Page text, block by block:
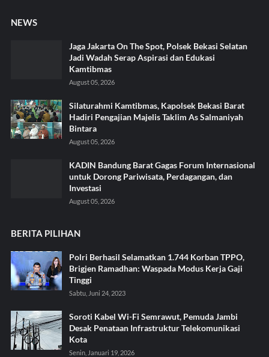
NEWS
Jaga Jakarta On The Spot, Polsek Bekasi Selatan
Jadi Wadah Serap Aspirasi dan Edukasi
Kamtibmas
August 05, 2026
Silaturahmi Kamtibmas, Kapolsek Bekasi Barat
Hadiri Pengajian Majelis Taklim As Salmaniyah
Bintara
August 05, 2026
KADIN Bandung Barat Gagas Forum Internasional
untuk Dorong Pariwisata, Perdagangan, dan
Investasi
August 05, 2026
BERITA PILIHAN
Polri Berhasil Selamatkan 1.744 Korban TPPO,
Brigjen Ramadhan: Waspada Modus Kerja Gaji
Tinggi
Sabtu, Juni 24, 2023
Soroti Kabel Wi-Fi Semrawut, Pemuda Jambi
Desak Penataan Infrastruktur Telekomunikasi
Kota
Senin, Januari 19, 2026